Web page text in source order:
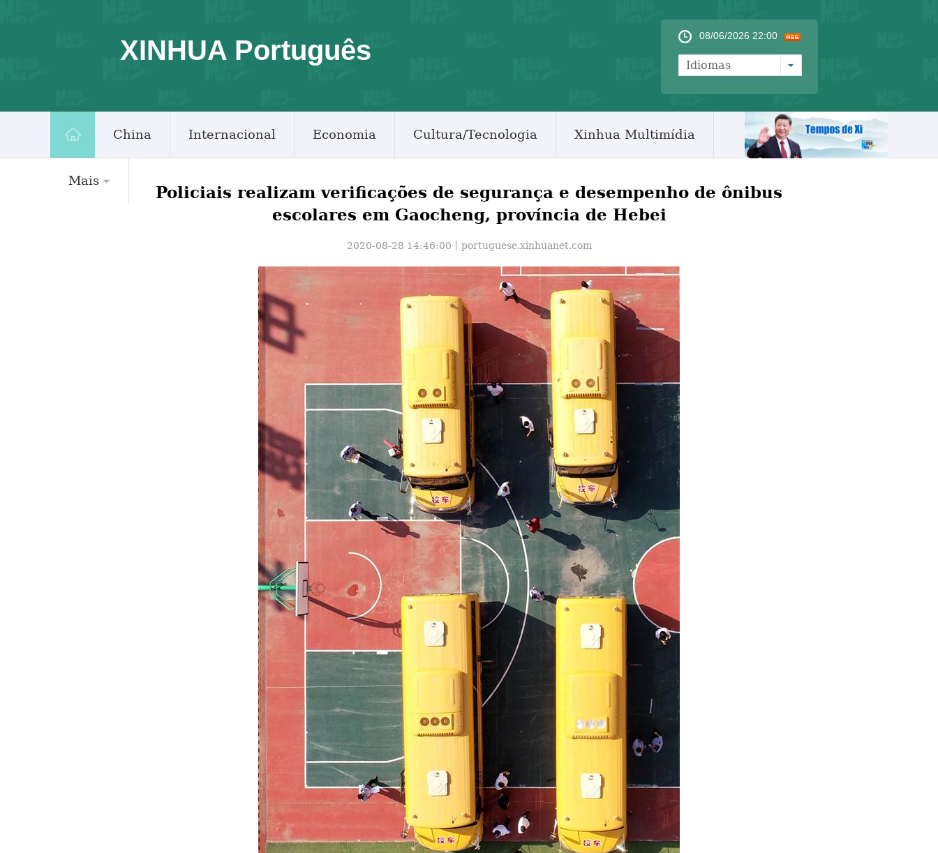
XINHUA Português 08/06/2026 22:00
Idiomas
China Internacional Economia Cultura/Tecnologia Xinhua Multimídia
Mais
Policiais realizam verificações de segurança e desempenho de ônibus
escolares em Gaocheng, província de Hebei
2020-08-28 14:46:00丨 portuguese.xinhuanet.com